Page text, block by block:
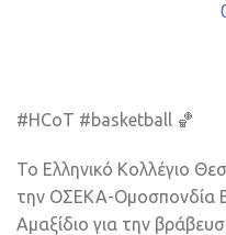
#HCoT #basketball 🏀
Το Ελληνικό Κολλέγιο
την ΟΣΕΚΑ-Ομοσπονδία
Αμαξίδιο για την